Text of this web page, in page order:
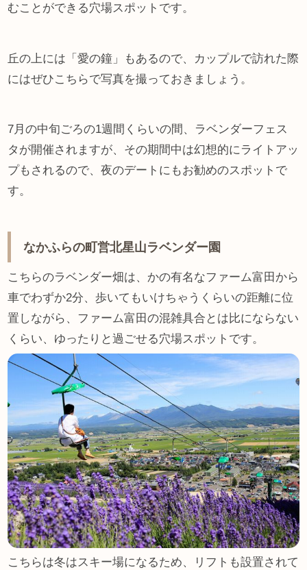
むことができる穴場スポットです。
丘の上には「愛の鐘」もあるので、カップルで訪れた際
にはぜひこちらで写真を撮っておきましょう。
7月の中旬ごろの1週間くらいの間、ラベンダーフェス
タが開催されますが、その期間中は幻想的にライトアッ
プもされるので、夜のデートにもお勧めのスポットで
す。
なかふらの町営北星山ラベンダー園
こちらのラベンダー畑は、かの有名なファーム富田から
車でわずか2分、歩いてもいけちゃうくらいの距離に位
置しながら、ファーム富田の混雑具合とは比にならない
くらい、ゆったりと過ごせる穴場スポットです。
こちらは冬はスキー場になるため、リフトも設置されて